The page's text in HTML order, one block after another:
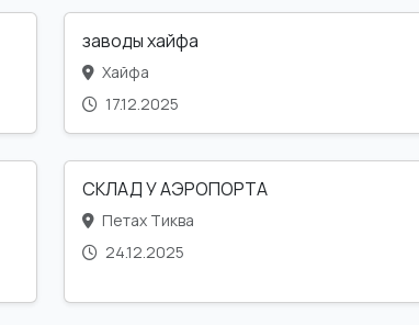
заводы хайфа
Хайфа
17.12.2025
СКЛАД У АЭРОПОРТА
Петах Тиква
24.12.2025